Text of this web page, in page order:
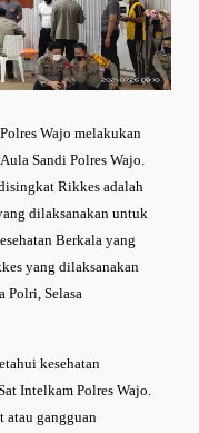
Wajo melakukan
Sandi Polres Wajo.
Rikkes adalah
dilaksanakan untuk
Berkala yang
yang dilaksanakan
Polri, Selasa
kesehatan
Intelkam Polres Wajo.
gangguan